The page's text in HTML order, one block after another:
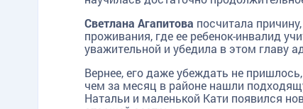
Светлана Агапитова посчитала
проживания, где ее ребенок-инвалид
уважительной и убедила в этом главу
Вернее, его даже убеждать не
чем за месяц в районе нашли
Натальи и маленькой Кати появился